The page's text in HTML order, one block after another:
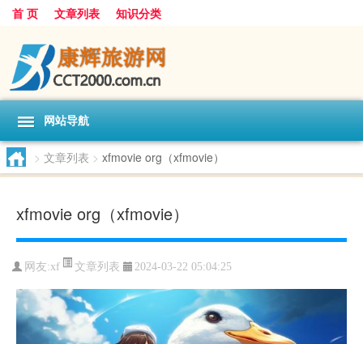
首 页 文章列表 知识分类
网站导航
> 文章列表 > xfmovie org（xfmovie）
xfmovie org（xfmovie）
网友:xf 文章列表 2024-03-22 05:04:25